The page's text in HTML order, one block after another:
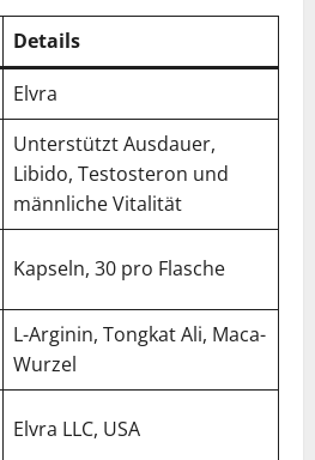
Details
Elvra
Unterstützt Ausdauer,
Libido, Testosteron und
männliche Vitalität
Kapseln, 30 pro Flasche
L-Arginin, Tongkat Ali, Maca-
Wurzel
Elvra LLC, USA